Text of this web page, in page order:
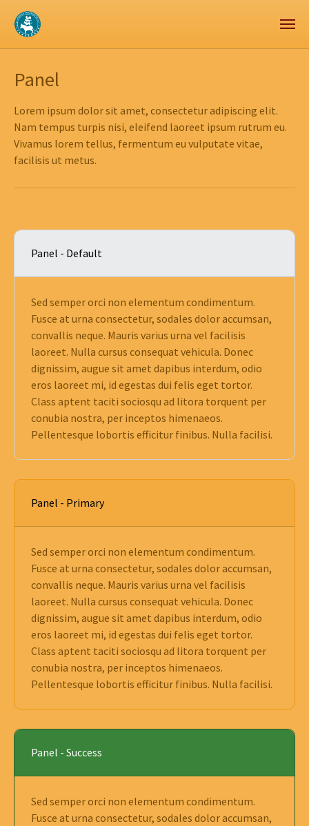
Zum Hauptinhalt springen
Skip to page footer
Panel
Lorem ipsum dolor sit amet, consectetur adipiscing elit.
Nam tempus turpis nisi, eleifend laoreet ipsum rutrum eu.
Vivamus lorem tellus, fermentum eu vulputate vitae,
facilisis ut metus.
Panel - Default
Sed semper orci non elementum condimentum.
Fusce at urna consectetur, sodales dolor accumsan,
convallis neque. Mauris varius urna vel facilisis
laoreet. Nulla cursus consequat vehicula. Donec
dignissim, augue sit amet dapibus interdum, odio
eros laoreet mi, id egestas dui felis eget tortor.
Class aptent taciti sociosqu ad litora torquent per
conubia nostra, per inceptos himenaeos.
Pellentesque lobortis efficitur finibus. Nulla facilisi.
Panel - Primary
Sed semper orci non elementum condimentum.
Fusce at urna consectetur, sodales dolor accumsan,
convallis neque. Mauris varius urna vel facilisis
laoreet. Nulla cursus consequat vehicula. Donec
dignissim, augue sit amet dapibus interdum, odio
eros laoreet mi, id egestas dui felis eget tortor.
Class aptent taciti sociosqu ad litora torquent per
conubia nostra, per inceptos himenaeos.
Pellentesque lobortis efficitur finibus. Nulla facilisi.
Panel - Success
Sed semper orci non elementum condimentum.
Fusce at urna consectetur, sodales dolor accumsan,